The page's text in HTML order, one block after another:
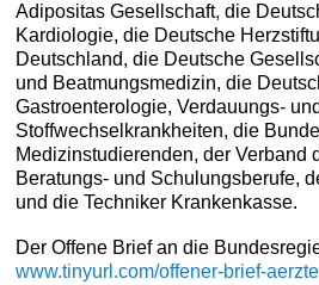
Adipositas Gesellschaft, die
Kardiologie, die Deutsche
Deutschland, die Deutsche
und Beatmungsmedizin, die
Gastroenterologie, Verdauungs- und
Stoffwechselkrankheiten, die
Medizinstudierenden, der Verband
Beratungs- und Schulungsberufe,
und die Techniker Krankenkasse.
Der Offene Brief an die
www.tinyurl.com/offener-brief-aerzte